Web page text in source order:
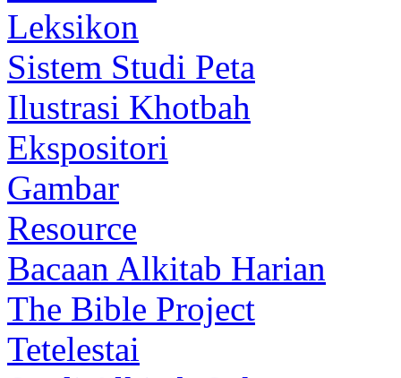
Leksikon
Sistem Studi Peta
Ilustrasi Khotbah
Ekspositori
Gambar
Resource
Bacaan Alkitab Harian
The Bible Project
Tetelestai